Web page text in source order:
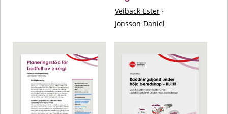
Veibäck Ester ·
Jonsson Daniel